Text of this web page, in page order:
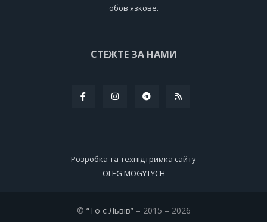
обов'язкове.
СТЕЖТЕ ЗА НАМИ
Розробка та техпідтримка сайту
OLEG MOGYTYCH
© “То є Львів”– 2015 – 2026